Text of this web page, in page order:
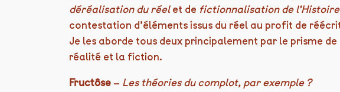
déréalisation du réelet de fictionnalisation de l’Histoire
contestation d’éléments issus du réel au profit de
Je les aborde tous deux principalement par le prisme
réalité et la fiction.
Fructôse – Les théories du complot, par exemple ?